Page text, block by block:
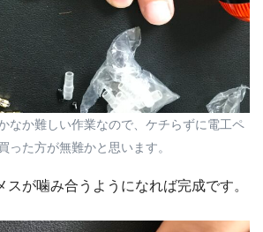
なか難しい作業なので、ケチらずに電工ペ
った方が無難かと思います。
スが噛み合うようになれば完成です。